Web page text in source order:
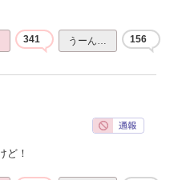
341 うーん… 156
ど！